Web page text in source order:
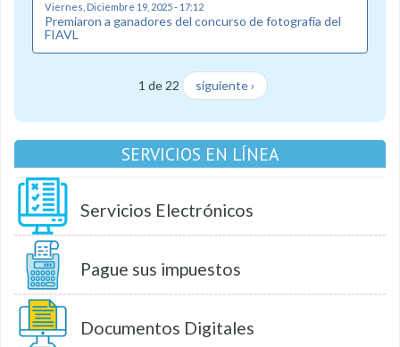
Viernes, Diciembre 19, 2025 - 17:12
Premiaron a ganadores del concurso de fotografía del
FIAVL
1 de 22 siguiente ›
SERVICIOS EN LÍNEA
Servicios Electrónicos
Pague sus impuestos
Documentos Digitales